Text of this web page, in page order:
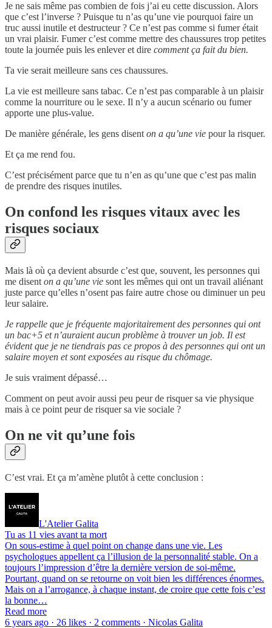
Je ne sais même pas combien de fois j’ai eu cette discussion. Alors
que c’est l’inverse ? Puisque tu n’as qu’une vie pourquoi faire un
truc aussi inutile et destructeur ? Ce n’est pas comme si fumer était
un vrai plaisir. Fumer c’est comme mettre des chaussures trop petites
toute la journée puis les enlever et dire comment ça fait du bien.
Ta vie serait meilleure sans ces chaussures.
La vie est meilleure sans tabac. Ce n’est pas comparable à un plaisir
comme la nourriture ou le sexe. Il n’y a aucun scénario ou fumer
apporte une plus-value.
De manière générale, les gens disent on a qu’une vie pour la risquer.
Et ça me rend fou.
C’est précisément parce que tu n’en as qu’une que c’est pas malin
de prendre des risques inutiles.
On confond les risques vitaux avec les
risques sociaux
Mais là où ça devient absurde c’est que, souvent, les personnes qui
me disent on a qu’une vie sont les mêmes qui ont un travail aliénant
juste parce qu’elles n’osent pas faire autre chose ou diminuer un peu
leur salaire.
Je rappelle que je fréquente majoritairement des personnes qui ont
un bac+5 et n’auraient aucun problème à trouver un job. Il est
évident que je ne tiendrais pas ce propos à des personnes qui ont un
salaire moyen et sont exposées au risque du chômage.
Je suis vraiment dépassé…
Comment on peut avoir aussi peu peur de risquer sa vie physique
mais à ce point peur de risquer sa vie sociale ?
On ne vit qu’une fois
C’est vrai. Et ça m’amène plutôt à cette conclusion :
L'Atelier Galita
Tu as 11 vies avant ta mort
On sous-estime à quel point on change dans une vie. Les
psychologues appellent ça l’illusion de la personnalité stable. On a
toujours l’impression d’être la dernière version de soi-même.
Pourtant, quand on se retourne on voit bien les différences énormes.
Mais on a l’arrogance, à chaque instant, de croire que cette fois c’est
la bonne…
Read more
6 years ago · 26 likes · 2 comments · Nicolas Galita